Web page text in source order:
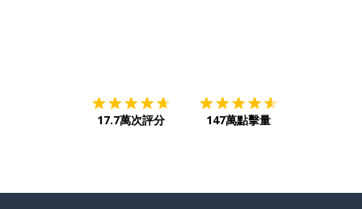
17.7萬次評分 147萬點擊量